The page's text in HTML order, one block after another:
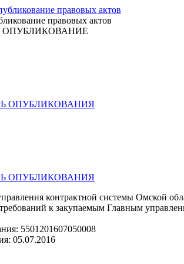
правовых актов
ОПУБЛИКОВАНИЯ
ОПУБЛИКОВАНИЯ
контрактной системы Омской
к закупаемым Главным
5501201607050008
05.07.2016